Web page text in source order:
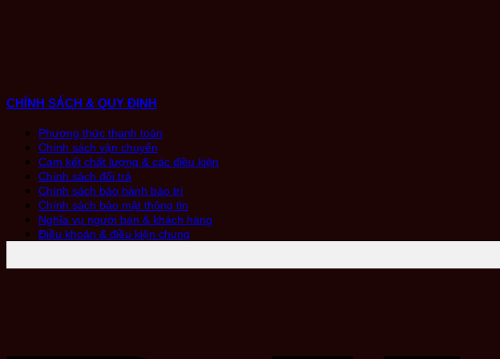
CHÍNH SÁCH & QUY ĐỊNH
Phương thức thanh toán
Chính sách vận chuyển
Cam kết chất lượng & các điều kiện
Chính sách đổi trả
Chính sách bảo hành bảo trì
Chính sách bảo mật thông tin
Nghĩa vụ người bán & khách hàng
Điều khoản & điều kiện chung